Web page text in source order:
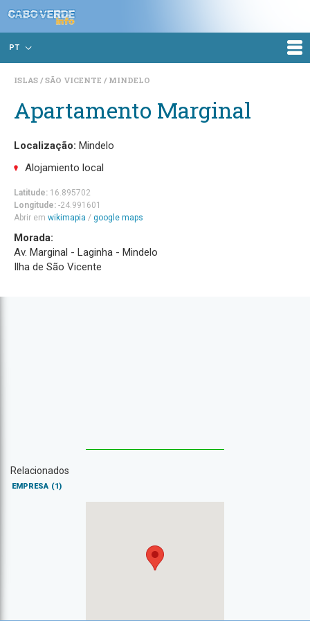
PT
ISLAS SÃO VICENTE MINDELO
Apartamento Marginal
Localização: Mindelo
Alojamiento local
Latitude: 16.895702
Longitude: -24.991601
Abrir em wikimapia / google maps
Morada:
Av. Marginal - Laginha - Mindelo
Ilha de São Vicente
Relacionados
EMPRESA (1)